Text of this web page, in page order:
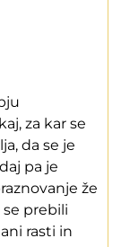
za kar se
da se je
pa je
že
se prebili
rasti in